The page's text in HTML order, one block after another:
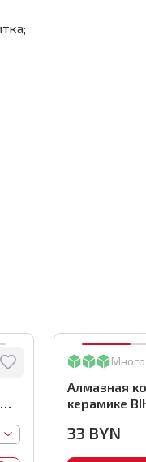
Много
Алмазная
керамике
арт.DBW45
33 BYN